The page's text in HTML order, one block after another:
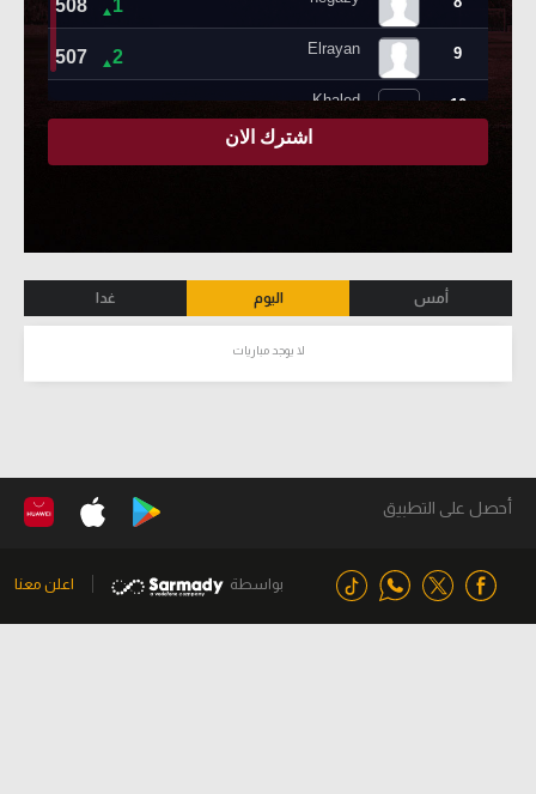
أمس اليوم غدا
لا يوجد مباريات
أحصل على التطبيق
بواسطة اعلن معنا